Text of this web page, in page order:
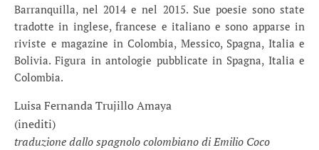
Barranquilla, nel 2014 e nel 2015. Sue poesie sono state
tradotte in inglese, francese e italiano e sono apparse in
riviste e magazine in Colombia, Messico, Spagna, Italia e
Bolivia. Figura in antologie pubblicate in Spagna, Italia e
Colombia.
Luisa Fernanda Trujillo Amaya
(inediti)
traduzione dallo spagnolo colombiano di Emilio Coco